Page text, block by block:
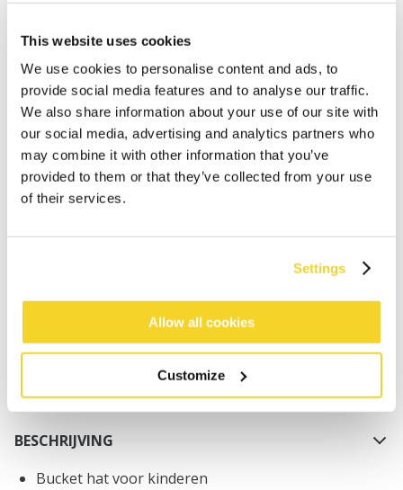
This website uses cookies
We use cookies to personalise content and ads, to
provide social media features and to analyse our traffic.
We also share information about your use of our site with
our social media, advertising and analytics partners who
may combine it with other information that you’ve
provided to them or that they’ve collected from your use
of their services.
Settings
Allow all cookies
Customize
Bestellingen die op werkdagen vóór 12:00 uur
worden geplaatst, worden dezelfde dag verzonden
Gratis verzending voor orders boven € 50,- binnen
Binnen 30 dagen retourneren
BESCHRIJVING
Bucket hat voor kinderen